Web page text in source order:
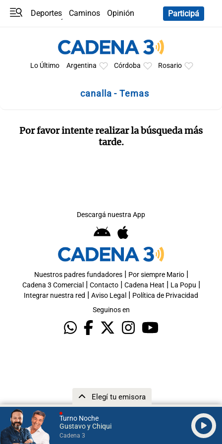
Turno Noche
Gustavo y Chiqui
Cadena 3
Elegí tu emisora
Deportes Caminos
Opinión
Participá
Lo Último Argentina Córdoba Rosario
canalla - Temas
Por favor intente realizar la búsqueda más
tarde.
Descargá nuestra App
Nuestros padres fundadores| Por siempre Mario|
Cadena 3 Comercial | Contacto| Cadena Heat | La Popu |
Integrar nuestra red | Aviso Legal | Política de Privacidad
Seguinos en